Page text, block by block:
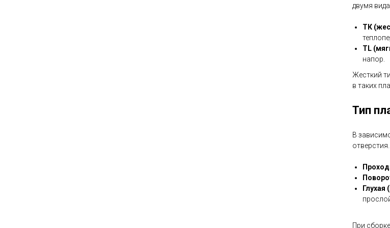
двумя
ТК
TL
напор.
Жесткий
в таких
Тип
В
Глухая
При